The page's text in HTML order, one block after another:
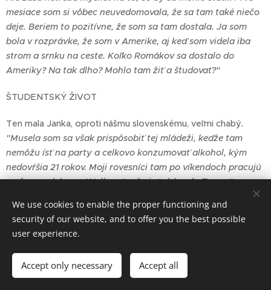
mesiace som si vôbec neuvedomovala, že sa tam také niečo
deje. Beriem to pozitívne, že som sa tam dostala. Ja som
bola v rozprávke, že som v Amerike, aj keď som videla iba
strom a srnku na ceste. Koľko Romákov sa dostalo do
Ameriky? Na tak dlho? Mohlo tam žiť a študovať?"
ŠTUDENTSKÝ ŽIVOT
Ten mala Janka, oproti nášmu slovenskému, veľmi chabý.
"Musela som sa však prispôsobiť tej mládeži, keďže tam
nemôžu ísť na party a celkovo konzumovať alkohol, kým
nedovŕšia 21 rokov. Moji rovesníci tam po víkendoch pracujú
na farme alebo vo Wallmarte, čo je také naše Tesco."
CESTOVANIE PO AMERIKE
Veľmi veľa som tam precestovala. Bola som tam 9 mesiacov
vždy chcela cestovať. Ale bez rodičov. Čo sa mi podarilo asi
na 50 percent, lebo som cestovala so svojou hosťovskou
We use cookies to enable the proper functioning and
security of our website, and to offer you the best possible
user experience.
Accept only necessary Accept all